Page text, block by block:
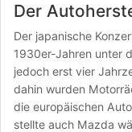
Der
Der japanische
1930er-Jahren unter
jedoch erst vier
dahin wurden
die europäischen
stellte auch Mazda